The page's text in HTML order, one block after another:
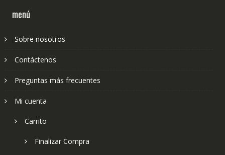
menú
Sobre nosotros
Contáctenos
Preguntas más frecuentes
Mi cuenta
Carrito
Finalizar Compra